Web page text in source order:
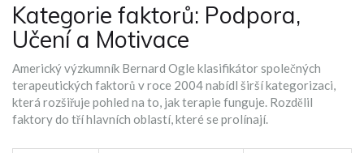
Kategorie faktorů: Podpora,
Učení a Motivace
Americký výzkumník Bernard Ogle klasifikátor společných
terapeutických faktorů v roce 2004 nabídl širší kategorizaci,
která rozšiřuje pohled na to, jak terapie funguje. Rozdělil
faktory do tří hlavních oblastí, které se prolínají.